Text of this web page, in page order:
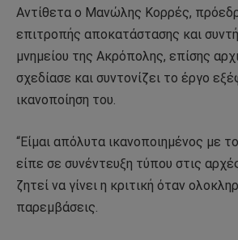
Αντίθετα ο Μανώλης Κορρές,
επιτροπής αποκατάστασης και
μνημείου της Ακρόπολης, επίσης
σχεδίασε και συντονίζει το έργο
ικανοποίηση του.
“Είμαι απόλυτα ικανοποιημένος με
είπε σε συνέντευξη τύπου στις
ζητεί να γίνει η κριτική όταν
παρεμβάσεις.